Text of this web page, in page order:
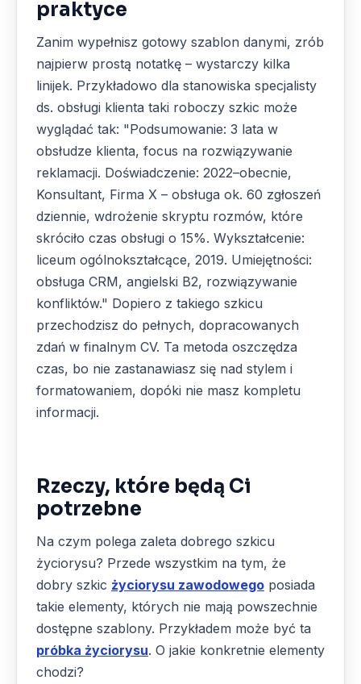
praktyce
Zanim wypełnisz gotowy szablon danymi, zrób
najpierw prostą notatkę – wystarczy kilka
linijek. Przykładowo dla stanowiska specjalisty
ds. obsługi klienta taki roboczy szkic może
wyglądać tak: "Podsumowanie: 3 lata w
obsłudze klienta, focus na rozwiązywanie
reklamacji. Doświadczenie: 2022–obecnie,
Konsultant, Firma X – obsługa ok. 60 zgłoszeń
dziennie, wdrożenie skryptu rozmów, które
skróciło czas obsługi o 15%. Wykształcenie:
liceum ogólnokształcące, 2019. Umiejętności:
obsługa CRM, angielski B2, rozwiązywanie
konfliktów." Dopiero z takiego szkicu
przechodzisz do pełnych, dopracowanych
zdań w finalnym CV. Ta metoda oszczędza
czas, bo nie zastanawiasz się nad stylem i
formatowaniem, dopóki nie masz kompletu
informacji.
Rzeczy, które będą Ci
potrzebne
Na czym polega zaleta dobrego szkicu
życiorysu? Przede wszystkim na tym, że
dobry szkic życiorysu zawodowego posiada
takie elementy, których nie mają powszechnie
dostępne szablony. Przykładem może być ta
próbka życiorysu. O jakie konkretnie elementy
chodzi?